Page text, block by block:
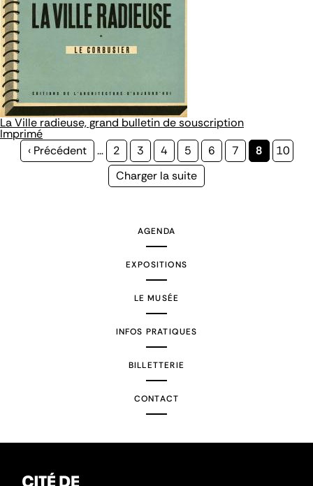
La Ville radieuse, grand bulletin de souscription
Imprimé
Page
‹ Précédent … Page
2 Page
3 Page
4 Page
5 Page
6 Page
7
Page
8 Page
10
Page
Charger la suite
AGENDA
EXPOSITIONS
LE MUSÉE
INFOS PRATIQUES
BILLETTERIE
CONTACT